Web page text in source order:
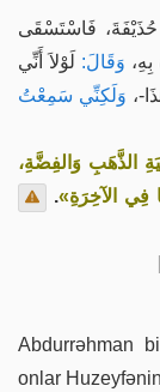
حُذَيْفَةَ، فَاسْتَسْقَى
وَقَالَ: لَوْلاَ أَنِّي
، وَلَكِنِّي سَمِعْتُ
الذَّهَبِ وَالفِضَّةِ،
فِي الآخِرَةِ».
Abdurrəhman
onlar Huzeyfənin